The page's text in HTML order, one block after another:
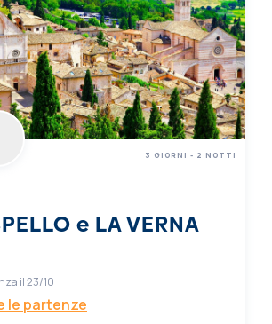
e LA VERNA
3 GIORNI - 2 NOTTI
il 23/10
le partenze